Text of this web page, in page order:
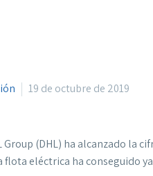
19 de octubre de 2019
(DHL) ha alcanzado la
eléctrica ha conseguido